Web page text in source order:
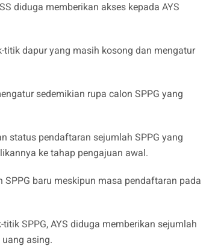
diduga memberikan akses kepada AYS
titik dapur yang masih kosong dan mengatur
sedemikian rupa calon SPPG yang
status pendaftaran sejumlah SPPG yang
ke tahap pengajuan awal.
baru meskipun masa pendaftaran pada
SPPG, AYS diduga memberikan sejumlah
asing.